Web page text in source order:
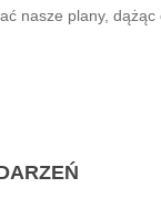
nasze plany,